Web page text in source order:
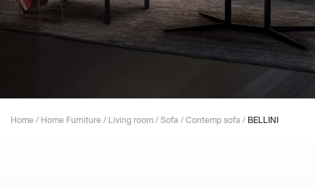
Home/Home Furniture/Living room/Sofa/Contemp sofa/BELLINI